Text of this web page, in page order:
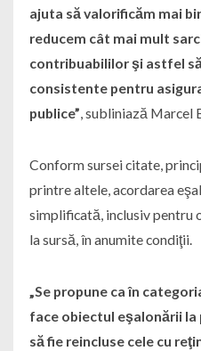
ajuta să valorificăm mai
reducem cât mai mult
contribuabililor şi astfel
consistente pentru
publice”, subliniază Marcel
Conform sursei citate,
printre altele, acordarea
simplificată, inclusiv pentru
la sursă, în anumite condiţii.
„Se propune ca în
face obiectul eşalonării
să fie reincluse cele cu